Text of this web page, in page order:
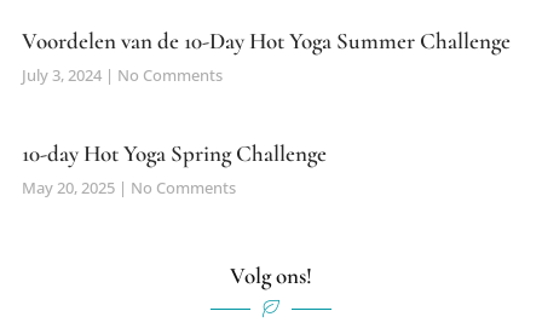
Voordelen van de 10-Day Hot Yoga Summer Challenge
July 3, 2024 No Comments
10-day Hot Yoga Spring Challenge
May 20, 2025 No Comments
Volg ons!